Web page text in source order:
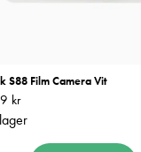
S88 Film Camera Vit
199 kr
kr